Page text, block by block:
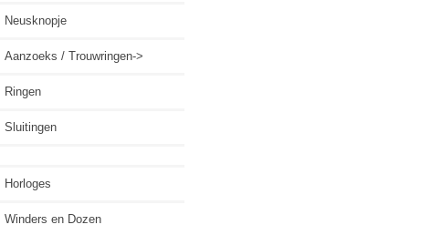
Neusknopje
Aanzoeks / Trouwringen->
Ringen
Sluitingen
Horloges
Winders en Dozen